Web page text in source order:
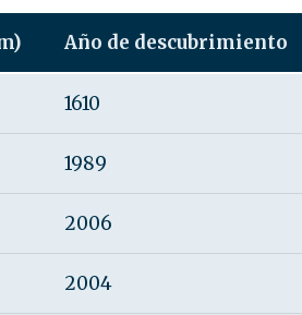
Año de descubrimiento
1610
1989
2006
2004